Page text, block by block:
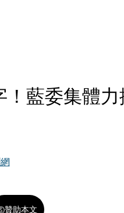
藍委集體
贊助本文